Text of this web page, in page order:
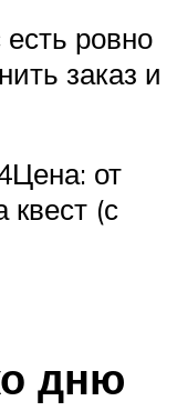
ровно
заказ и
от
(с
дню